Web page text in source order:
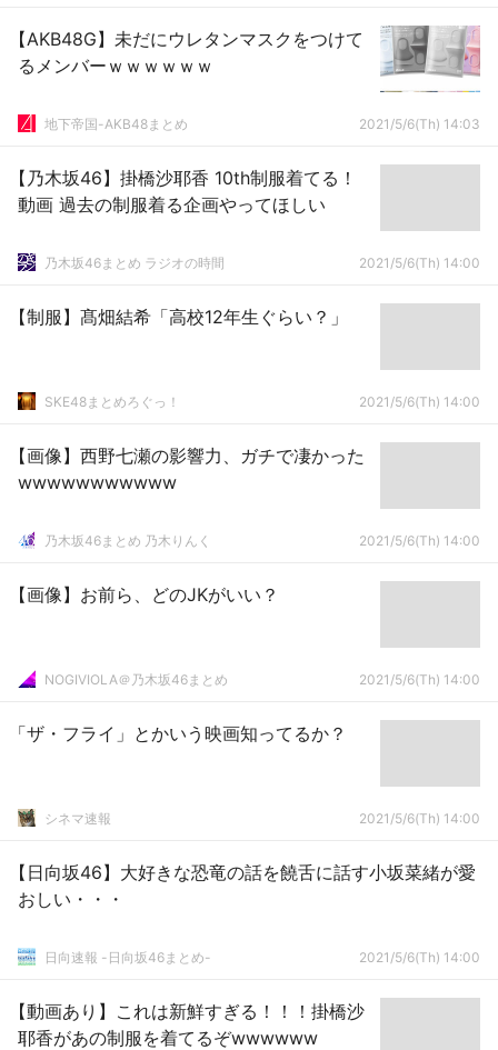
【AKB48G】未だにウレタンマスクをつけて
るメンバーｗｗｗｗｗｗ
地下帝国-AKB48まとめ 2021/5/6(Th) 14:03
【乃木坂46】掛橋沙耶香 10th制服着てる！
動画 過去の制服着る企画やってほしい
乃木坂46まとめ ラジオの時間 2021/5/6(Th) 14:00
【制服】髙畑結希「高校12年生ぐらい？」
SKE48まとめろぐっ！ 2021/5/6(Th) 14:00
【画像】西野七瀬の影響力、ガチで凄かった
wwwwwwwwwww
乃木坂46まとめ 乃木りんく 2021/5/6(Th) 14:00
【画像】お前ら、どのJKがいい？
NOGIVIOLA＠乃木坂46まとめ 2021/5/6(Th) 14:00
「ザ・フライ」とかいう映画知ってるか？
シネマ速報 2021/5/6(Th) 14:00
【日向坂46】大好きな恐竜の話を饒舌に話す小坂菜緒が愛
おしい・・・
日向速報 -日向坂46まとめ- 2021/5/6(Th) 14:00
【動画あり】これは新鮮すぎる！！！掛橋沙
耶香があの制服を着てるぞwwwwww